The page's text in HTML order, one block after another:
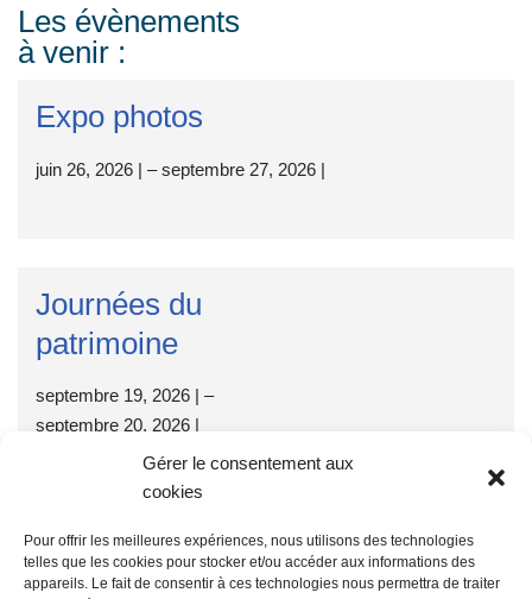
Gérer le consentement aux
cookies
Pour offrir les meilleures expériences, nous utilisons des technologies
telles que les cookies pour stocker et/ou accéder aux informations des
appareils. Le fait de consentir à ces technologies nous permettra de traiter
Les évènements
à venir :
Expo photos
juin 26, 2026 | –septembre 27, 2026 |
Journées du
patrimoine
septembre 19, 2026 | –
septembre 20, 2026 |